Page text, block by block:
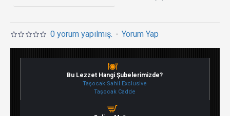
0 yorum yapılmış. - Yorum Yap
Bu Lezzet Hangi Şubelerimizde?
Taşocak Sahil Exclusive
Taşocak Cadde